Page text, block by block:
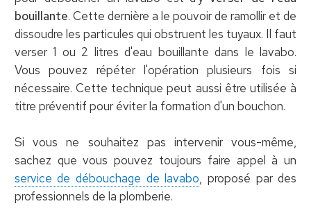
bouillante. Cette dernière a le pouvoir de ramollir et de
dissoudre les particules qui obstruent les tuyaux. Il faut
verser 1 ou 2 litres d'eau bouillante dans le lavabo.
Vous pouvez répéter l'opération plusieurs fois si
nécessaire. Cette technique peut aussi être utilisée à
titre préventif pour éviter la formation d'un bouchon.
Si vous ne souhaitez pas intervenir vous-même,
sachez que vous pouvez toujours faire appel à un
service de débouchage de lavabo, proposé par des
professionnels de la plomberie.